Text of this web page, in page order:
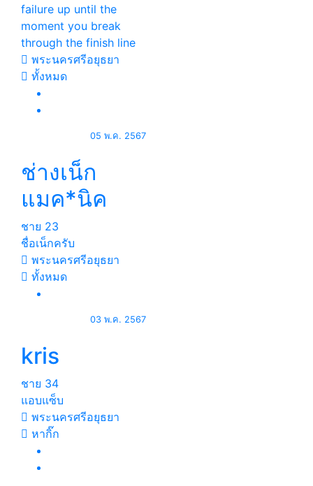
failure up until the
moment you break
through the finish line
พระนครศรีอยุธยา
ทั้งหมด
05 พ.ค. 2567
ช่างเน็ก
แมค*นิค
ชาย 23
ชื่อเน็กครับ
พระนครศรีอยุธยา
ทั้งหมด
03 พ.ค. 2567
kris
ชาย 34
แอบแซ็บ
พระนครศรีอยุธยา
หากิ๊ก